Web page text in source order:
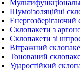
Шумоізоляційні
Енергозберігаючий
Склопакети з
Склопакети зі
Вітражний
Тонований
Ударостійкий